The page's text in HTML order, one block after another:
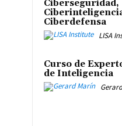
Ciberseguridad,
Ciberdefensa
LISA
Curso de
de Inteligencia